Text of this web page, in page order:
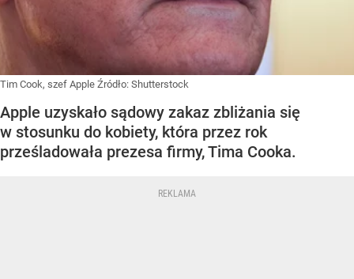
Tim Cook, szef Apple Źródło: Shutterstock
Apple uzyskało sądowy zakaz zbliżania się
w stosunku do kobiety, która przez rok
prześladowała prezesa firmy, Tima Cooka.